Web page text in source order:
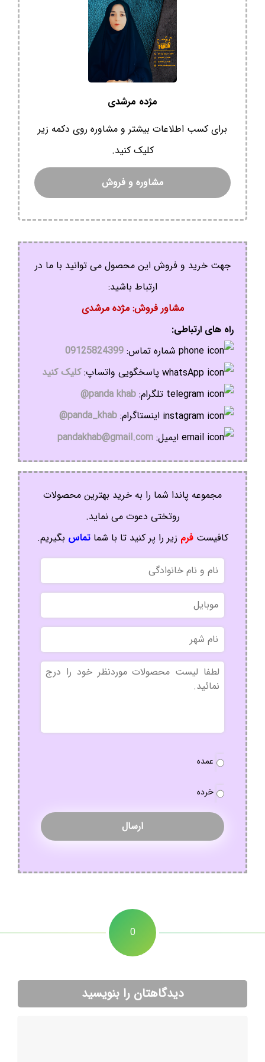
مژده مرشدی
برای کسب اطلاعات بیشتر و مشاوره روی دکمه زیر
کلیک کنید.
مشاوره و فروش
جهت خرید و فروش این محصول می توانید با ما در
ارتباط باشید:
مشاور فروش: مژده مرشدی
راه های ارتباطی:
شماره تماس: 09125824399
پاسخگویی واتساپ:کلیک کنید
تلگرام: panda khab@
اینستاگرام: panda_khab@
ایمیل: pandakhab@gmail.com
مجموعه پاندا شما را به خرید بهترین محصولات
روتختی دعوت می نماید.
کافیستفرم زیر را پر کنید تا با شماتماس بگیریم.
نام
و
نام
خانوادگی
موبایل
نام
شهر
بدون
عنوان
نوع
عمده
خرده
0
دیدگاهتان را بنویسید